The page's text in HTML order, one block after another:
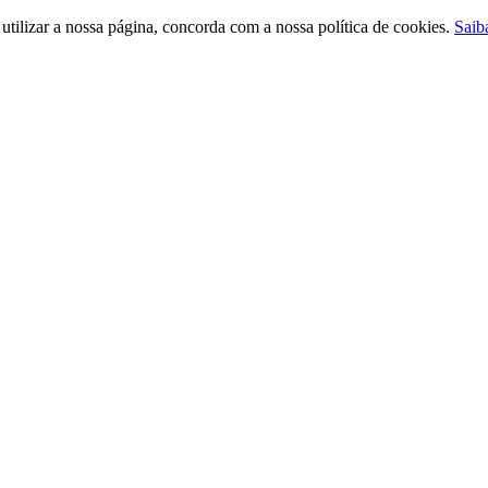
a nossa página, concorda com a nossa política de cookies.